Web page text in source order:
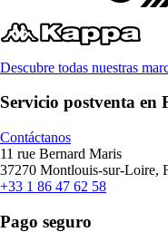
Descubre todas nuestras
Servicio postventa en
Contáctanos
11 rue Bernard Maris
37270 Montlouis-sur-Loire,
+33 1 86 47 62 58
Pago seguro